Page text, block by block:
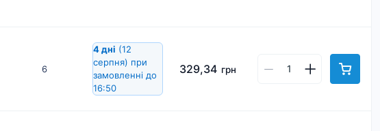
6
4 дні (12
серпня) при
замовленні до
16:50
329,34 грн